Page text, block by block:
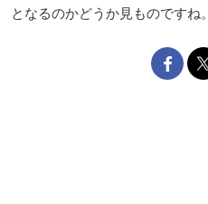
となるのかどうか見ものですね。